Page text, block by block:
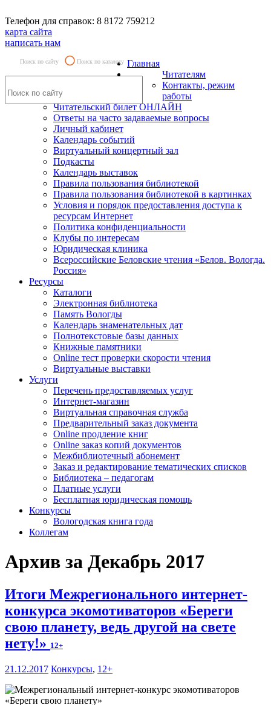
Телефон для справок: 8 8172 759212
карта сайта
написать нам
Поиск по сайту Поиск по каталогу Главная
Читателям
Контакты, режим
работы
Читательский билет ОНЛАЙН
Ответы на часто задаваемые вопросы
Личный кабинет
Календарь событий
Виртуальный концертный зал
Подкасты
Календарь выставок
Правила пользования библиотекой
Правила пользования библиотекой в картинках
Условия и порядок предоставления доступа к
ресурсам Интернет
Политика конфиденциальности
Клубы по интересам
Юридическая клиника
Всероссийские Беловские чтения «Белов. Вологда.
Россия»
Ресурсы
Каталоги
Электронная библиотека
Память Вологды
Календарь знаменательных дат
Полнотекстовые базы данных
Книжные памятники
Online тест проверки скорости чтения
Виртуальные выставки
Услуги
Перечень предоставляемых услуг
Интернет-магазин
Виртуальная справочная служба
Предварительный заказ документа
Online продление книг
Online заказ копий документов
Межбиблиотечный абонемент
Заказ и редактирование тематических списков
Библиотека – педагогам
Платные услуги
Бесплатная юридическая помощь
Конкурсы
Вологодская книга года
Коллегам
Архив за Декабрь 2017
Итоги Межрегионального интернет-
конкурса экомотиваторов «Береги
свою планету, ведь другой на свете
нету!» 12+
21.12.2017 Конкурсы, 12+